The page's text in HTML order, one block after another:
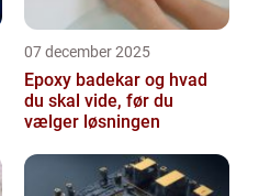
07 december 2025
Epoxy badekar og hvad
du skal vide, før du
vælger løsningen